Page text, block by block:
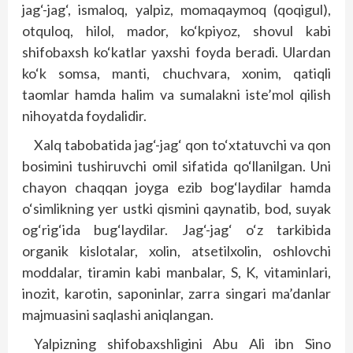
jag‘-jag‘, ismaloq, yalpiz, momaqaymoq (qoqigul),
otquloq, hilol, mador, ko‘kpiyoz, shovul kabi
shifobaxsh ko‘katlar yaxshi foyda beradi. Ulardan
ko‘k somsa, manti, chuchvara, xonim, qatiqli
taomlar hamda halim va sumalakni iste’mol qilish
nihoyatda foydalidir.
Xalq tabobatida jag‘-jag‘ qon to‘xtatuvchi va qon
bosimini tushiruvchi omil sifatida qo‘llanilgan. Uni
chayon chaqqan joyga ezib bog‘laydilar hamda
o‘simlikning yer ustki qismini qaynatib, bod, suyak
og‘rig‘ida bug‘laydilar. Jag‘-jag‘ o‘z tarkibida
organik kislotalar, xolin, atsetilxolin, oshlovchi
moddalar, tiramin kabi manbalar, S, K, vitaminlari,
inozit, karotin, saponinlar, zarra singari ma’danlar
majmuasini saqlashi aniqlangan.
Yalpizning shifobaxshligini Abu Ali ibn Sino